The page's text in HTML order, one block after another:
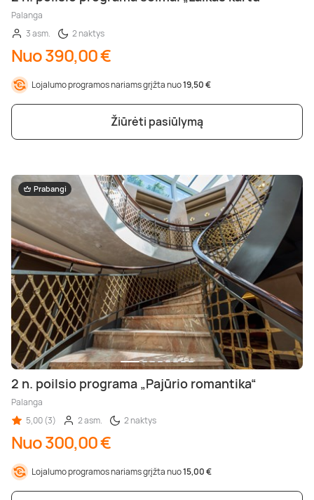
Palanga
3 asm.
2 naktys
Nuo 390,00 €
Lojalumo programos nariams grįžta nuo19,50 €
Žiūrėti pasiūlymą
Prabangi
2 n. poilsio programa „Pajūrio romantika“
Palanga
5,00 (3)
2 asm. 2 naktys
Nuo 300,00 €
Lojalumo programos nariams grįžta nuo15,00 €